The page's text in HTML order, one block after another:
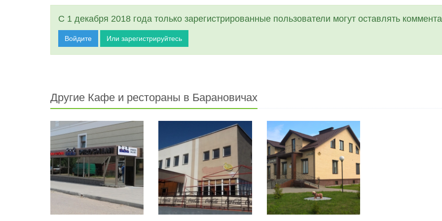
С 1 декабря 2018 года только зарегистрированные пользователи могут оставлять
Войдите Или зарегистрируйтесь
Другие Кафе и рестораны в Барановичах